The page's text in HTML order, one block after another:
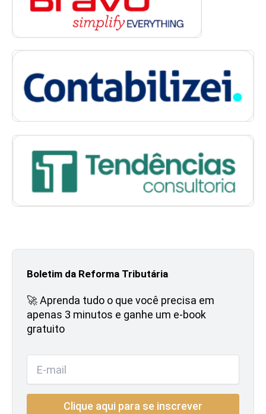
Boletim da Reforma Tributária
🚀 Aprenda tudo o que você precisa em
apenas 3 minutos e ganhe um e-book
gratuito